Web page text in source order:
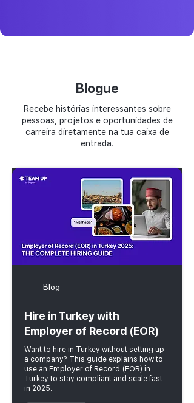
Blogue
Recebe histórias interessantes sobre
pessoas, projetos e oportunidades de
carreira diretamente na tua caixa de
entrada.
Blog
Hire in Turkey with
Employer of Record (EOR)
Want to hire in Turkey without setting up
a company? This guide explains how to
use an Employer of Record (EOR) in
Turkey to stay compliant and scale fast
in 2025.